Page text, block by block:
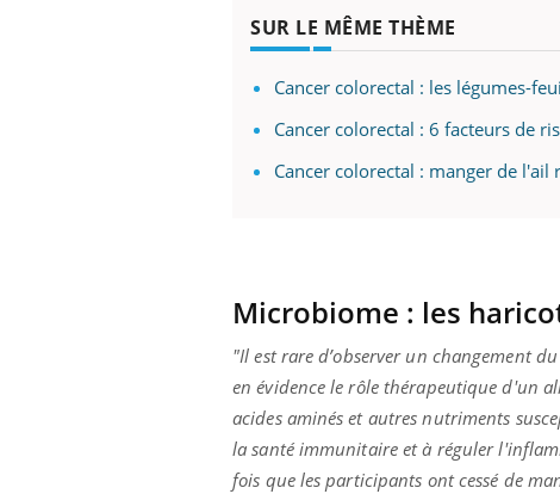
SUR LE MÊME THÈME
Cancer colorectal : les légumes-
Cancer colorectal : 6 facteurs de
Cancer colorectal : manger de l'ail
Microbiome : les
"Il est rare d’observer un changement
en évidence le rôle thérapeutique d'un
acides aminés et autres nutriments
la santé immunitaire et à réguler
fois que les participants ont cessé de